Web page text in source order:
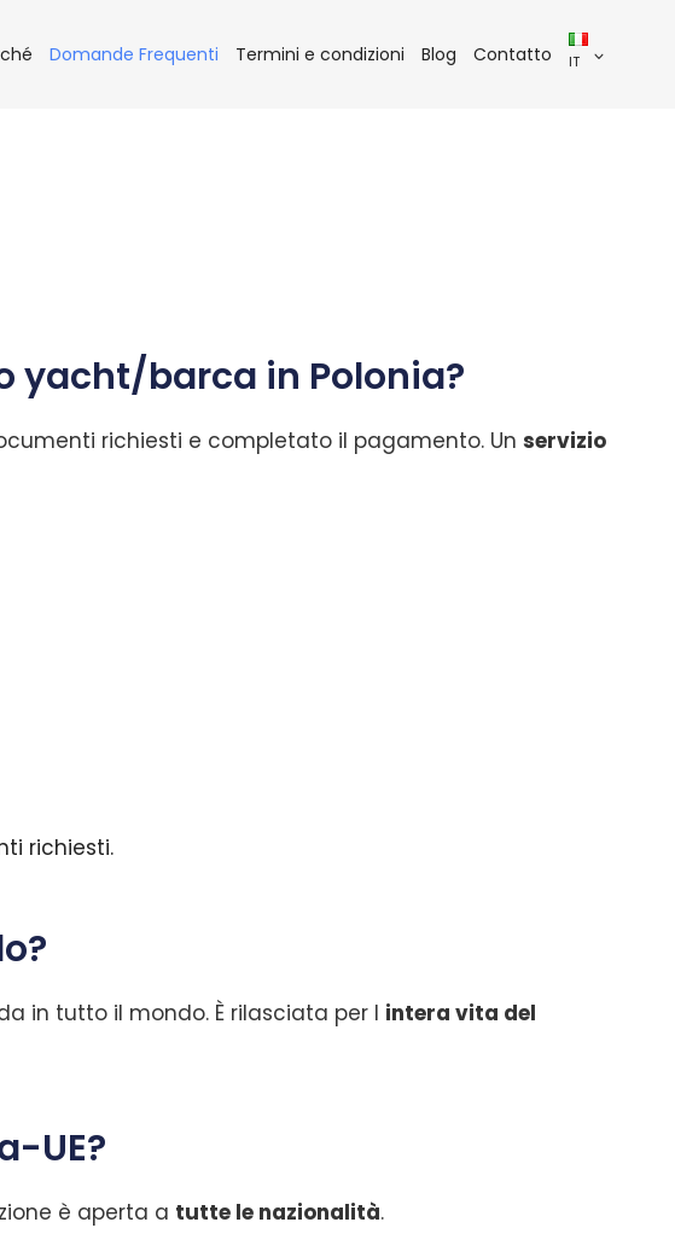
Domande Frequenti Termini e condizioni Blog Contatto IT
yacht/barca in Polonia?
richiesti e completato il pagamento. Un servizio
richiesti.
in tutto il mondo. È rilasciata per l intera vita del
UE?
è aperta a tutte le nazionalità.